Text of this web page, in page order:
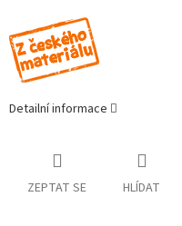
Detailní informace
ZEPTAT SE HLÍDAT